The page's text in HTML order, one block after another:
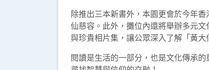
除推出三本新書外，本園更會於今年
仙慈容。此外，攤位內還將舉辦多元
與珍貴相片集，讓公眾深入了解「黃大
閱讀是生活的一部分，也是文化傳承